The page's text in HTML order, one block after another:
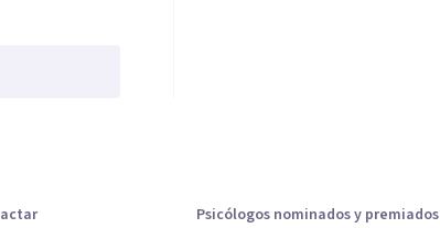
Psicólogos nominados y premiados